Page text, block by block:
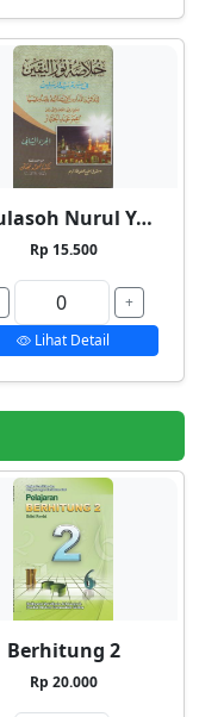
Khulasoh Nurul Yaqin 2
Rp 15.500
+
Lihat Detail
Berhitung 2
Rp 20.000